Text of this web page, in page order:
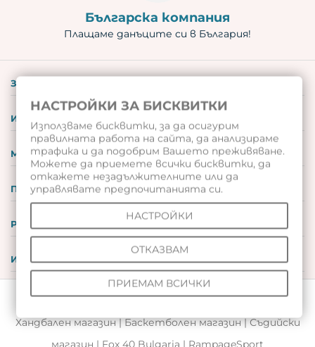
Българска компания
Плащаме данъците си в България!
ЗА НАС
ИНФОРМАЦИЯ
МОЯТ ПРОФИЛ
ПОДАРЪЧНИ ВАУЧЕРИ
РЕВЮТА
ИНСТРУМЕНТИ
© 2026 Всички права запазени |Волейболен магазин
Хандбален магазин|Баскетболен магазин|Съдийски
магазин | Fox 40 Bulgaria | RampageSport
НАСТРОЙКИ ЗА БИСКВИТКИ
Използваме бисквитки, за да осигурим
правилната работа на сайта, да анализираме
трафика и да подобрим Вашето преживяване.
Можете да приемете всички бисквитки, да
откажете незадължителните или да
управлявате предпочитанията си.
НАСТРОЙКИ
ОТКАЗВАМ
ПРИЕМАМ ВСИЧКИ